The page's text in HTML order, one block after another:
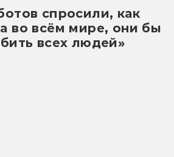
спросили, как
во всём мире, они бы
всех людей»